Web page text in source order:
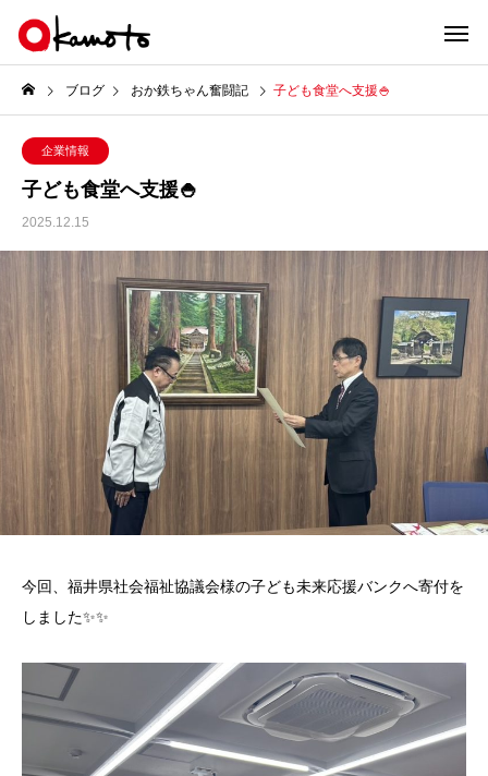
ブログ おか鉄ちゃん奮闘記 子ども食堂へ支援🍚
企業情報
子ども食堂へ支援🍚
2025.12.15
今回、福井県社会福祉協議会様の子ども未来応援バンクへ寄付を
しました✨✨